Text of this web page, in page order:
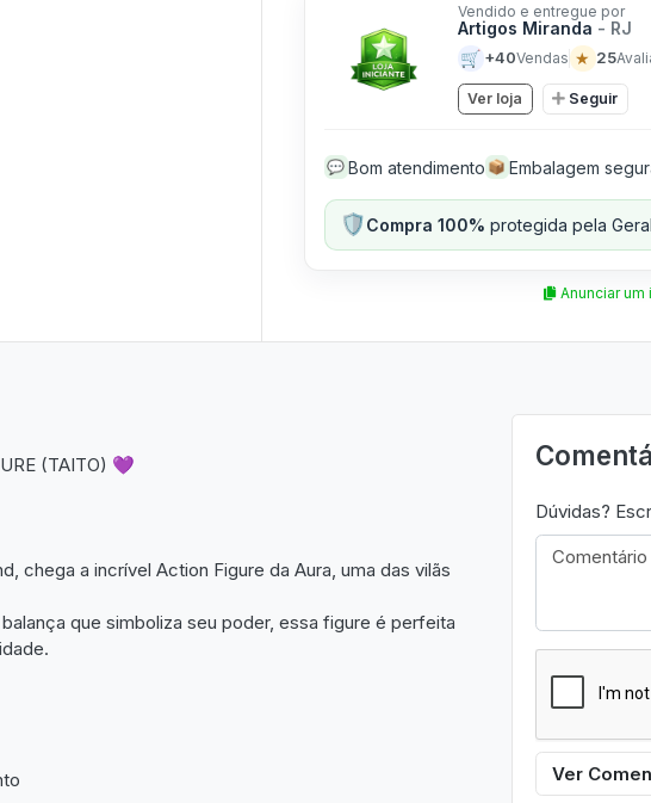
Vendido e entregue por
Artigos Miranda - RJ
🛒 +40Vendas ★ 25
Ver loja Seguir
💬 Bom atendimento 📦 Embalagem
🛡️Compra 100% protegida pela
Anunciar um
(TAITO) 💜
chega a incrível Action Figure da Aura, uma das vilãs
que simboliza seu poder, essa figure é perfeita
Dúvidas?
Ver